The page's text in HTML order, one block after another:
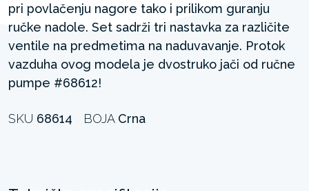
pri povlačenju nagore tako i prilikom guranju
ručke nadole. Set sadrži tri nastavka za različite
ventile na predmetima na naduvavanje. Protok
vazduha ovog modela je dvostruko jači od ručne
pumpe #68612!
SKU 68614 BOJA Crna